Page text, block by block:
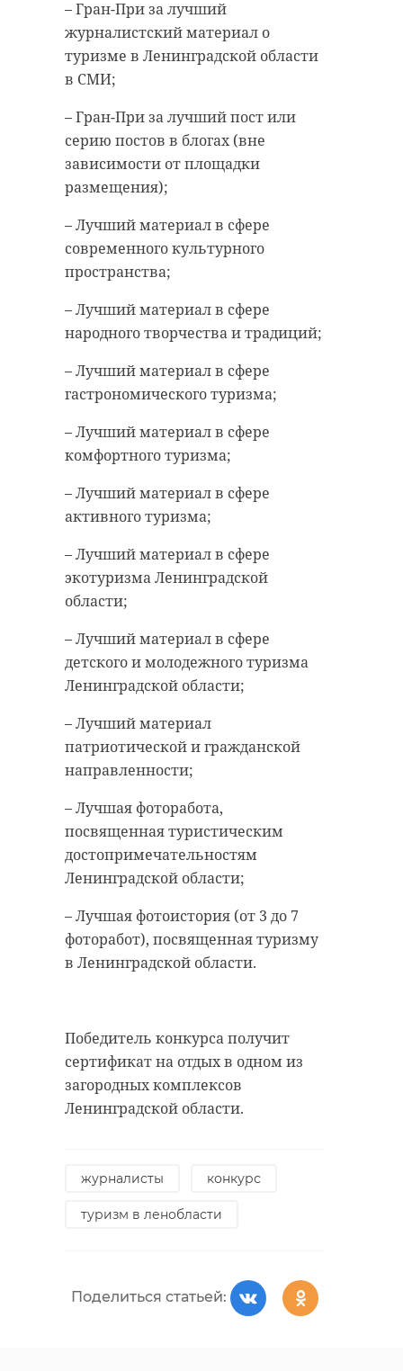
– Гран-При за лучший
журналистский материал о
туризме в Ленинградской области
в СМИ;
– Гран-При за лучший пост или
серию постов в блогах (вне
зависимости от площадки
размещения);
– Лучший материал в сфере
современного культурного
пространства;
– Лучший материал в сфере
народного творчества и традиций;
– Лучший материал в сфере
гастрономического туризма;
– Лучший материал в сфере
комфортного туризма;
– Лучший материал в сфере
активного туризма;
– Лучший материал в сфере
экотуризма Ленинградской
области;
– Лучший материал в сфере
детского и молодежного туризма
Ленинградской области;
– Лучший материал
патриотической и гражданской
направленности;
– Лучшая фоторабота,
посвященная туристическим
достопримечательностям
Ленинградской области;
– Лучшая фотоистория (от 3 до 7
фоторабот), посвященная туризму
в Ленинградской области.
Победитель конкурса получит
сертификат на отдых в одном из
загородных комплексов
Ленинградской области.
журналисты конкурс
туризм в ленобласти
Поделиться статьей:
моржевании.
белгородская область
доброта
спасение животных
Поделиться статьей:
РЕКОМЕНДУЕМ
В Белгородской
области
пришли на помо
13 января 2020, 17:07
несколько
07 декабря 2021, 12:24
Поделиться статьей: